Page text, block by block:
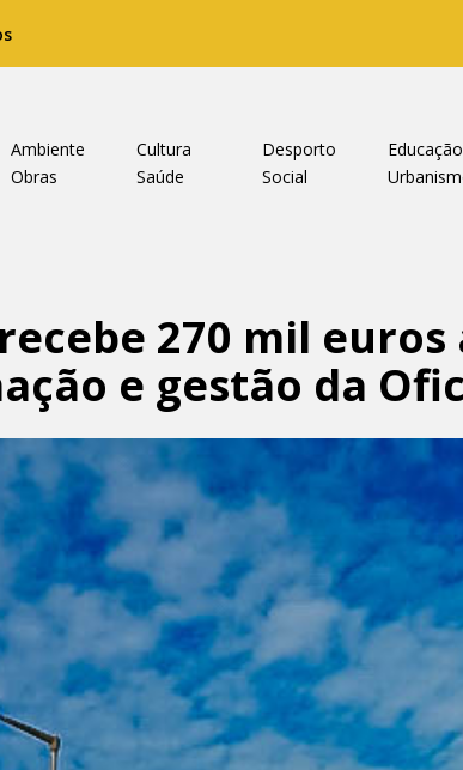
Ambiente Cultura Desporto Educação
Obras
Saúde Social
270 mil euros
e gestão da